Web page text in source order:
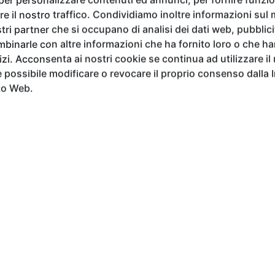
nuova e prestigiosa collaborazione con LOQI, brand
artistiche. La partnership prevede due iniziative
un lato presenterà la grafi ca del tema della XV
Unity in Contemporary Art and Design”, mentre
appositamente per questa edizione.
destinato a uno degli artisti in concorso per il
parte del circuito museale internazionale LOQI, accanto
il nostro traffico. Condividiamo inoltre informazioni sul
partner che si occupano di analisi dei dati web,
con altre informazioni che ha fornito loro o che
Acconsenta ai nostri cookie se continua ad utilizzare il
possibile modificare o revocare il proprio consenso dalla
Web.